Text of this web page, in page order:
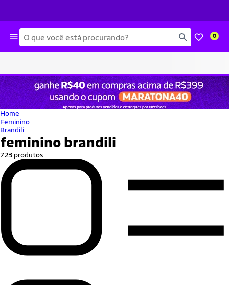
Busca 0
Home
Feminino
Brandili
feminino brandili
723 produtos